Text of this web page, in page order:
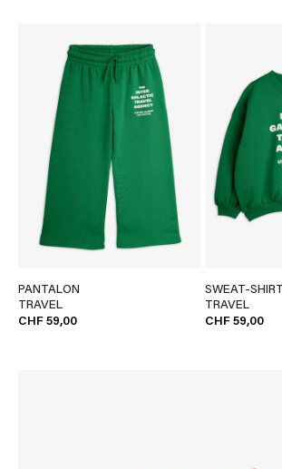
PANTALON
TRAVEL
CHF 59,00
SWEAT-SHIRT
TRAVEL
CHF 59,00